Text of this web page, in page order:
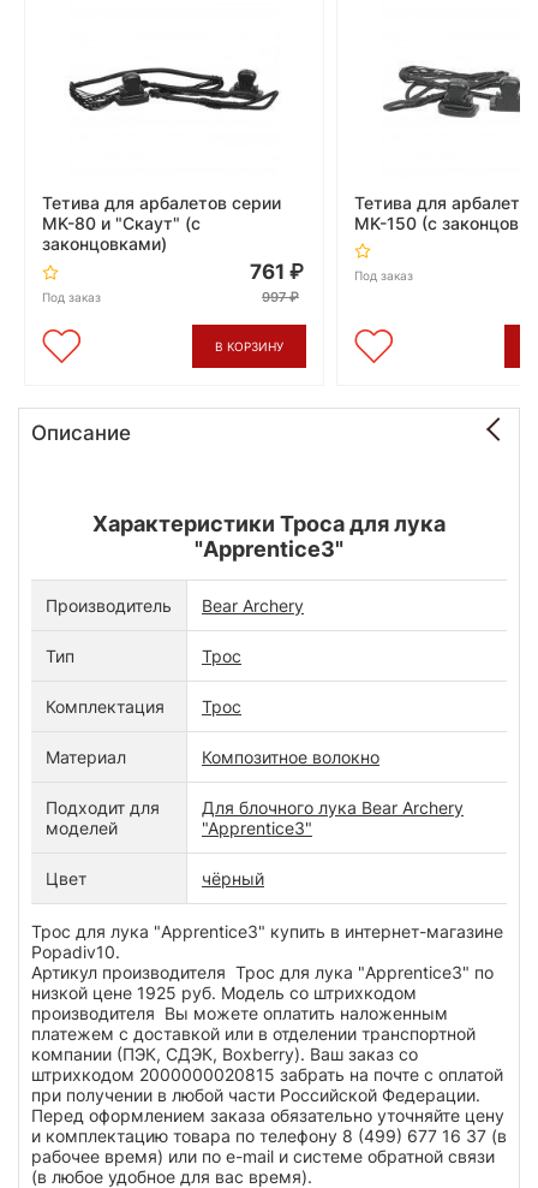
Тетива для арбалетов серии
MK-80 и "Скаут" (с
законцовками)
Под заказ
761
997
В КОРЗИНУ
Тетива для
MK-150 (с
Под заказ
Описание
Характеристики Троса для лука
"Apprentice3"
Производитель Bear Archery
Тип Трос
Комплектация Трос
Материал Композитное волокно
Подходит для
моделей
Для блочного лука Bear Archery
"Apprentice3"
Цвет чёрный
Трос для лука "Apprentice3" купить в интернет-магазине
Popadiv10.
Артикул производителя Трос для лука "Apprentice3" по
низкой цене 1925 руб. Модель со штрихкодом
производителя Вы можете оплатить наложенным
платежем с доставкой или в отделении транспортной
компании (ПЭК, СДЭК, Boxberry). Ваш заказ со
штрихкодом 2000000020815 забрать на почте с оплатой
при получении в любой части Российской Федерации.
Перед оформлением заказа обязательно уточняйте цену
и комплектацию товара по телефону 8 (499) 677 16 37 (в
рабочее время) или по e-mail и системе обратной связи
(в любое удобное для вас время).